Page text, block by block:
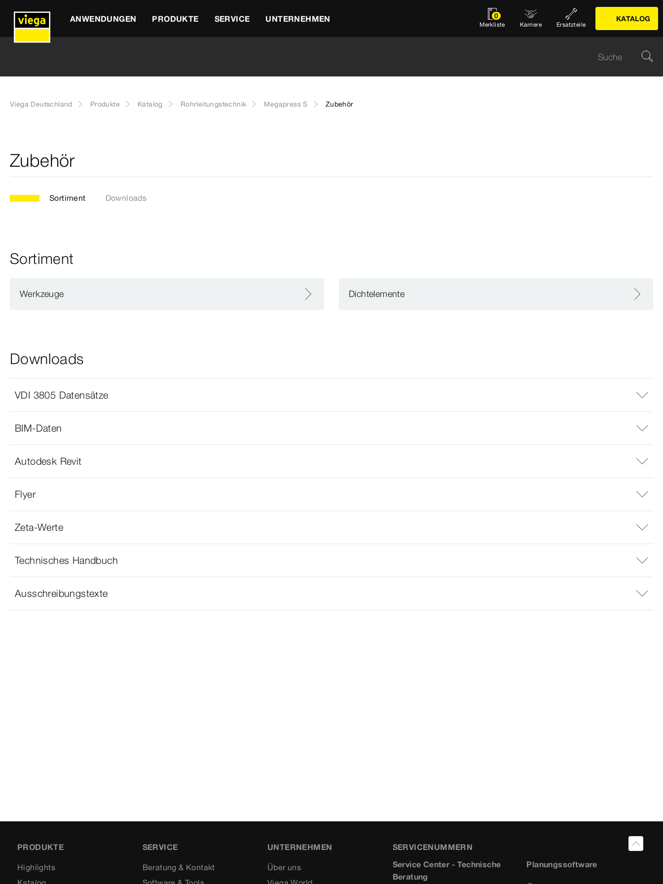
ANWENDUNGEN PRODUKTE SERVICE UNTERNEHMEN 0
Merkliste Karriere Ersatzteile
KATALOG
Viega Deutschland Produkte Katalog Rohrleitungstechnik Megapress S Zubehör
Zubehör
Sortiment Downloads
Sortiment
Werkzeuge Dichtelemente
Downloads
VDI 3805 Datensätze
BIM-Daten
Autodesk Revit
Flyer
Zeta-Werte
Technisches Handbuch
Ausschreibungstexte
PRODUKTE
Highlights
SERVICE
Beratung & Kontakt
UNTERNEHMEN
Über uns
SERVICENUMMERN
Service Center - Technische
Beratung
Planungssoftware